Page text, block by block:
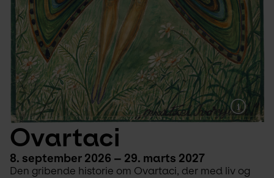
Ovartaci
8. september 2026 – 29. marts 2027
Den gribende historie om Ovartaci, der med liv og